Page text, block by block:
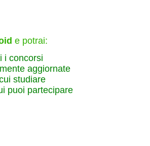
e potrai:
i concorsi
aggiornate
studiare
puoi partecipare